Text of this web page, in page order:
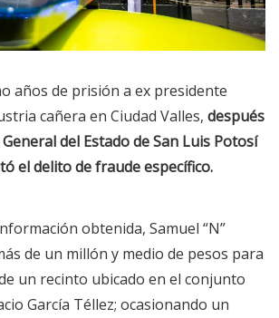
años de prisión a ex presidente
cañera en Ciudad Valles, después
del Estado de San Luis Potosí
el delito de fraude específico.
obtenida, Samuel “N”
de un millón y medio de pesos para
un recinto ubicado en el conjunto
García Téllez; ocasionando un